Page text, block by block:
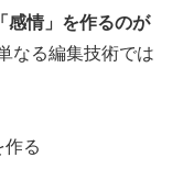
感情」を作るのが
なる編集技術では
作る